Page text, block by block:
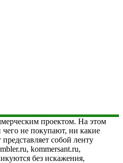
проектом. На этом
не покупают, ни какие
собой ленту
kommersant.ru,
без искажения,